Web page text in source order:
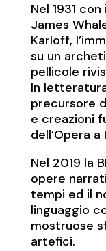
Nel 1931
James
Karloff,
su un
pellicole
In
precursore
e creazioni
dell’Opera a
Nel 2019 la
opere
tempi ed il
linguaggio
mostruose
artefici.